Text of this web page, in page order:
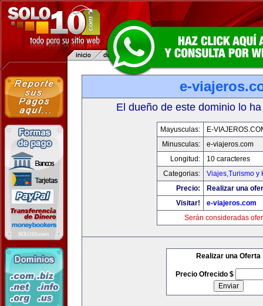
e-
El dueño de este dominio lo
Mayusculas:
E-
Minusculas:
e-viajeros.com
Longitud:
10 caracteres
Categorias:
Viajes,Turismo y
Precio:
Realizar una
Visitar!
e-viajeros.com
Serán consideradas
Realizar una Oferta
Precio Ofrecido $